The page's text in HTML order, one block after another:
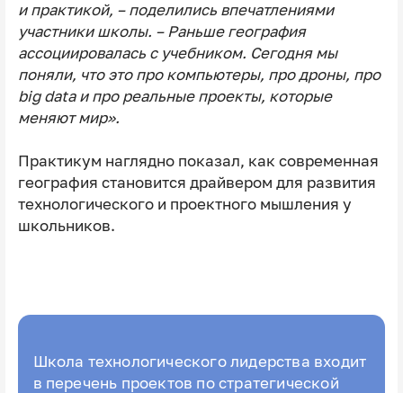
и практикой, – поделились впечатлениями
участники школы. – Раньше география
ассоциировалась с учебником. Сегодня мы
поняли, что это про компьютеры, про дроны, про
big data и про реальные проекты, которые
меняют мир».
Практикум наглядно показал, как современная
география становится драйвером для развития
технологического и проектного мышления у
школьников.
Школа технологического лидерства входит
в перечень проектов по стратегической